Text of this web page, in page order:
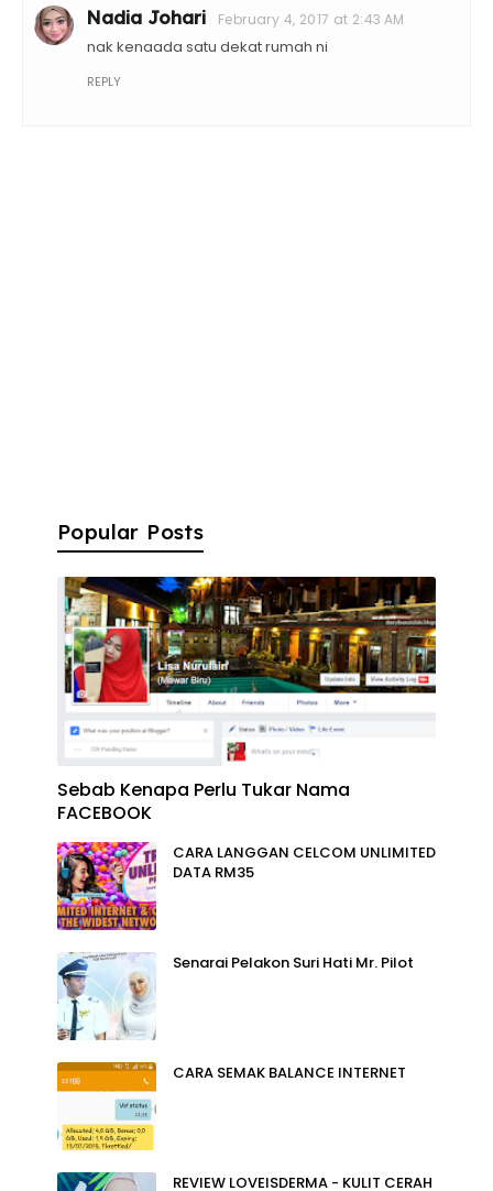
Nadia Johari February 4, 2017 at 2:43 AM
nak kenaada satu dekat rumah ni
REPLY
Popular Posts
Sebab Kenapa Perlu Tukar Nama
FACEBOOK
CARA LANGGAN CELCOM UNLIMITED
DATA RM35
Senarai Pelakon Suri Hati Mr. Pilot
CARA SEMAK BALANCE INTERNET
REVIEW LOVEISDERMA - KULIT CERAH